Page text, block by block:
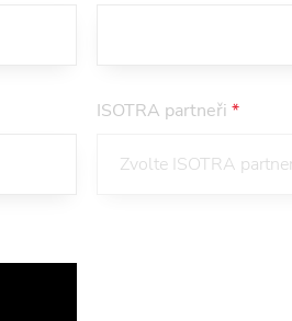
ISOTRA partneři*